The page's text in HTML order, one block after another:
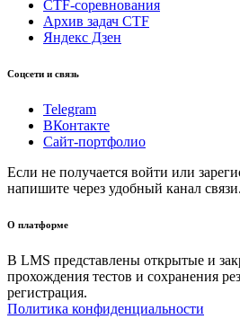
CTF-соревнования
Архив задач CTF
Яндекс Дзен
Соцсети и связь
Telegram
ВКонтакте
Сайт-портфолио
Если не получается войти или
напишите через удобный канал связи.
О платформе
В LMS представлены открытые и
прохождения тестов и сохранения
регистрация.
Политика конфиденциальности